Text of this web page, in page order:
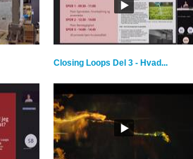
Closing Loops Del 3 - Hvad...